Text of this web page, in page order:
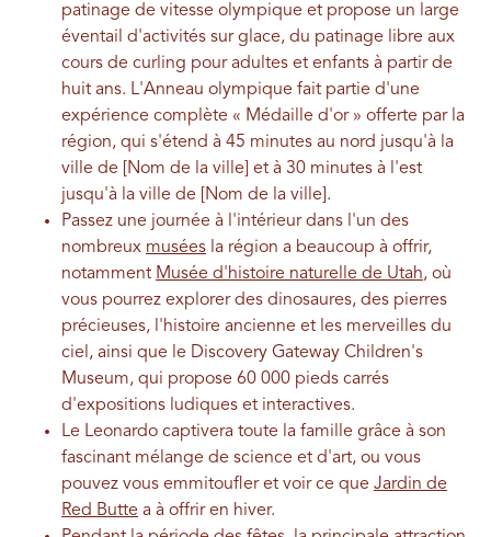
patinage de vitesse olympique et propose un large
éventail d'activités sur glace, du patinage libre aux
cours de curling pour adultes et enfants à partir de
huit ans. L'Anneau olympique fait partie d'une
expérience complète « Médaille d'or » offerte par la
région, qui s'étend à 45 minutes au nord jusqu'à la
ville de [Nom de la ville] et à 30 minutes à l'est
jusqu'à la ville de [Nom de la ville].
Passez une journée à l'intérieur dans l'un des
nombreux musées la région a beaucoup à offrir,
notamment Musée d'histoire naturelle de Utah, où
vous pourrez explorer des dinosaures, des pierres
précieuses, l'histoire ancienne et les merveilles du
ciel, ainsi que le Discovery Gateway Children's
Museum, qui propose 60 000 pieds carrés
d'expositions ludiques et interactives.
Le Leonardo captivera toute la famille grâce à son
fascinant mélange de science et d'art, ou vous
pouvez vous emmitoufler et voir ce que Jardin de
Red Butte a à offrir en hiver.